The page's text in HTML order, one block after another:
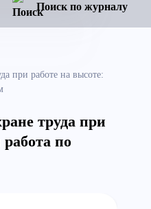
Поиск по журналу
при работе на высоте:
труда при
по